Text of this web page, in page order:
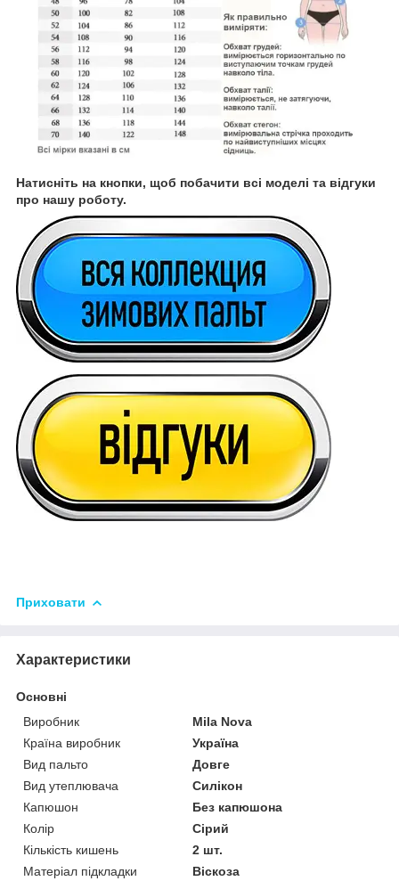
Натисніть на кнопки, щоб побачити всі моделі та відгуки
про нашу роботу.
Приховати
Характеристики
Основні
Виробник
Mila Nova
Країна виробник
Україна
Вид пальто
Довге
Вид утеплювача
Силікон
Капюшон
Без капюшона
Колір
Сірий
Кількість кишень
2 шт.
Матеріал підкладки
Віскоза